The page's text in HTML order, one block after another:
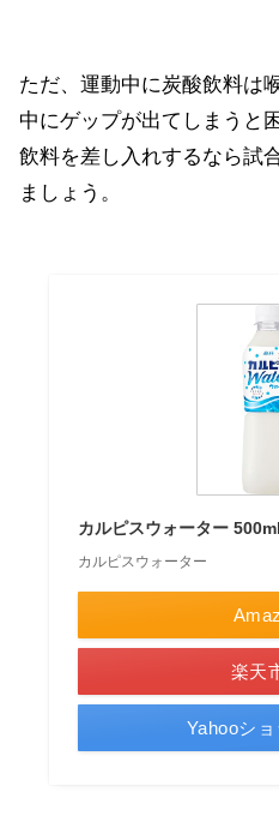
ただ、運動中に炭酸飲料は
中にゲップが出てしまうと
飲料を差し入れするなら試
ましょう。
カルピスウォーター
カルピスウォーター
楽天
Yahooシ